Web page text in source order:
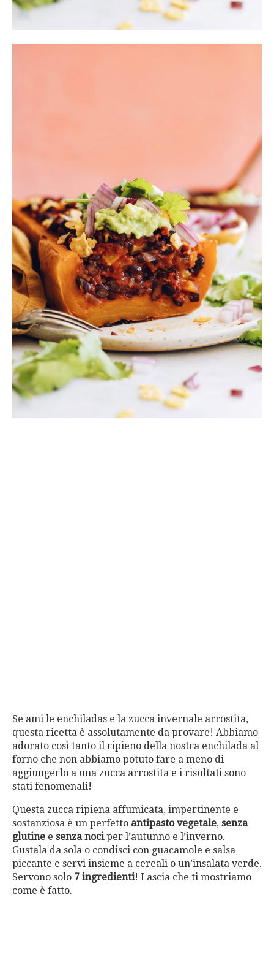
Se ami le enchiladas e la zucca invernale arrostita,
questa ricetta è assolutamente da provare! Abbiamo
adorato così tanto il ripieno della nostra enchilada al
forno che non abbiamo potuto fare a meno di
aggiungerlo a una zucca arrostita e i risultati sono
stati fenomenali!
Questa zucca ripiena affumicata, impertinente e
sostanziosa è un perfetto antipasto vegetale, senza
glutine e senza nociper l’autunno e l’inverno.
Gustala da sola o condisci con guacamole e salsa
piccante e servi insieme a cereali o un’insalata verde.
Servono solo 7 ingredienti! Lascia che ti mostriamo
come è fatto.